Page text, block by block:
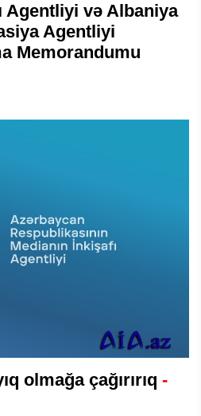
Agentliyi və Albaniya
Agentliyi
Memorandumu
olmağa çağırırıq -